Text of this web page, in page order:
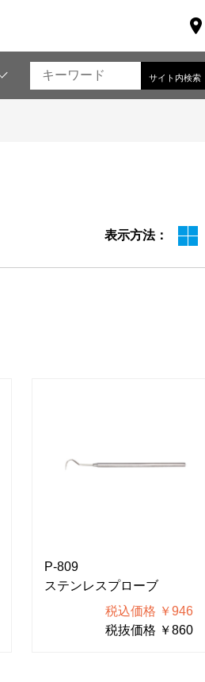
サイト内検索
表示方法：
P-809
ステンレスプローブ
税込価格 ￥946
税抜価格 ￥860